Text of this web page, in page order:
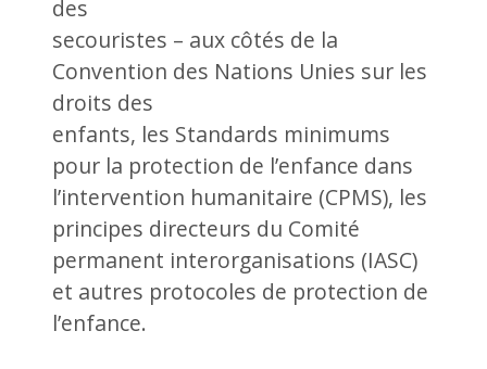
des
secouristes – aux côtés de la
Convention des Nations Unies sur les
droits des
enfants, les Standards minimums
pour la protection de l’enfance dans
l’intervention humanitaire (CPMS), les
principes directeurs du Comité
permanent interorganisations (IASC)
et autres protocoles de protection de
l’enfance.